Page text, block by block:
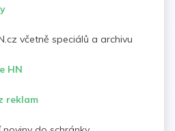
včetně speciálů a archivu
HN
reklam